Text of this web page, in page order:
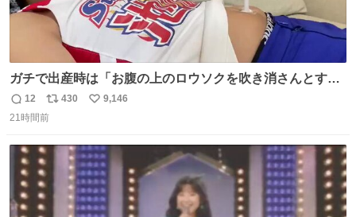
ガチで出産時は「お腹の上のロウソクを吹き消さんとする
サンシャイン池崎」だったし、お産後の股裂け状態でのト
イレは「とにかく明るい安村の体勢」が1番楽
返
信
12
リ
ポ
ト
数
430
い
数
9,146
21時間前